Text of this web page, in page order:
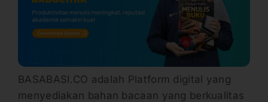
BASABASI.CO adalah Platform digital yang
menyediakan bahan bacaan yang berkualitas